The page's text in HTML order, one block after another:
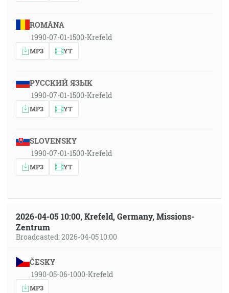
ROMÂNA
1990-07-01-1500-Krefeld
MP3 YT
РУССКИЙ ЯЗЫК
1990-07-01-1500-Krefeld
MP3 YT
SLOVENSKY
1990-07-01-1500-Krefeld
MP3 YT
2026-04-05 10:00, Krefeld, Germany, Missions-
Zentrum
Broadcasted: 2026-04-05 10:00
ČESKY
1990-05-06-1000-Krefeld
MP3